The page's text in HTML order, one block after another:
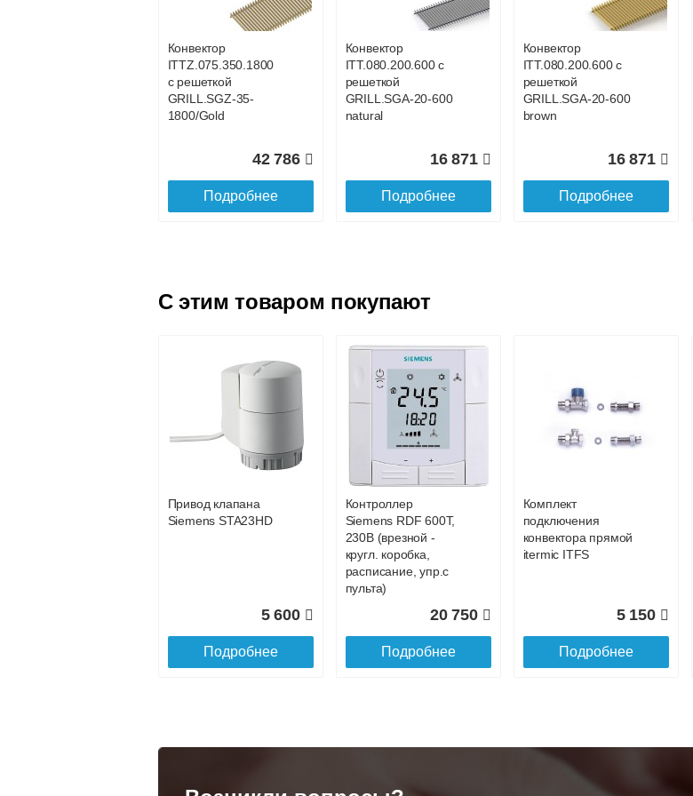
SGL.1100.160
18 801
Подробнее
SGL.1200.160
20 160
Подробнее
SGL.1300.160
21 679
SGL.1600.160
25 735
Подробнее
Конвектор
с решеткой
SGL.1700.160
champagne
27 093
Подробнее
Конвектор
ITTZ.075.350.1800
с решеткой
GRILL.SGZ-35-
1800/Gold
42 786
Подробнее
Конвектор
ITT.080.200.600 с
решеткой
GRILL.SGA-20-600
natural
16 871
Подробнее
Конвектор
ITT.080.200.600 с
решеткой
GRILL.SGA-20-600
brown
16 871
Подробнее
ITT.080.200.1200 с
решеткой
GRILL.SGA-20-
28 142
Конвектор
ITT.080.200.600 с
решеткой
GRILL.SGA-20-600
Подробнее
Конвектор
ITT.080.200.1200 с
решеткой
GRILL.SGA-20-
Подробнее
Конвектор
Конвектор
Конвектор
ITT.080.200.1200 с
C этим товаром покупают
Привод клапана
Siemens STA23HD
5 600
Подробнее
Контроллер
Siemens RDF 600Т,
230В (врезной -
кругл. коробка,
расписание, упр.с
пульта)
20 750
Подробнее
Комплект
подключения
конвектора прямой
itermic ITFS
5 150
Подробнее